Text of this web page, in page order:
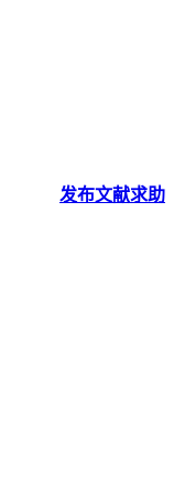
发布文献求助